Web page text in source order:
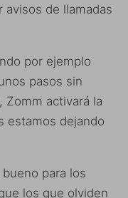
avisos de llamadas
por ejemplo
pasos sin
Zomm activará la
estamos dejando
para los
los que olviden